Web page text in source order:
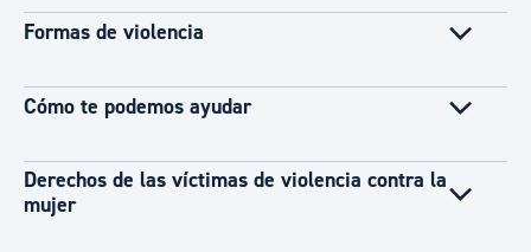
Formas de violencia
Cómo te podemos ayudar
Derechos de las víctimas de violencia contra la
mujer